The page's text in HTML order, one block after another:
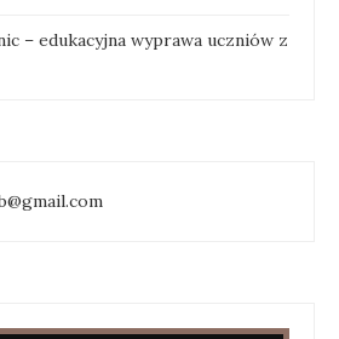
– edukacyjna wyprawa uczniów z